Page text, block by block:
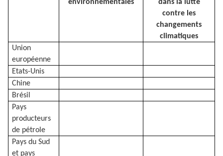
environnementales
dans la lutte
contre les
changements
climatiques
Union
européenne
Etats-Unis
Chine
Brésil
Pays
producteurs
de pétrole
Pays du Sud
et pays